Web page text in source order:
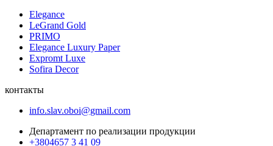
Elegance
LeGrand Gold
PRIMO
Elegance Luxury Paper
Expromt Luxe
Sofira Decor
контакты
info.slav.oboi@gmail.com
Департамент по реализации продукции
+3804657 3 41 09